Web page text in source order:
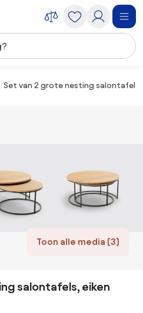
Set van 2 grote nesting salontafels,
Toon alle media (3)
salontafels, eiken